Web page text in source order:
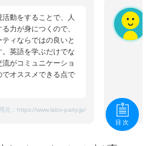
動をすることで、人
力が身につくので、
ィならではの良いと
。英語を学ぶだけでな
流がコミュニケーショ
でオススメできる点で
元： https://www.labo-party.jp/
目次